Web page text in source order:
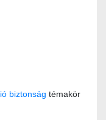
biztonság témakör